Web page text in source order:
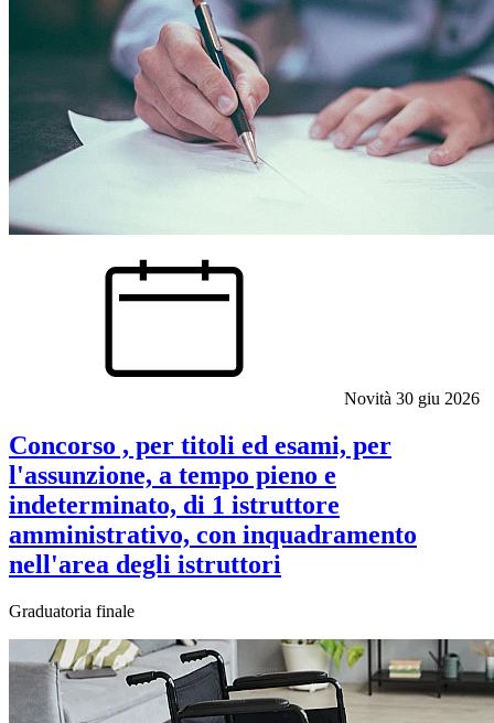
Novità 30 giu 2026
Concorso , per titoli ed esami, per
l'assunzione, a tempo pieno e
indeterminato, di 1 istruttore
amministrativo, con inquadramento
nell'area degli istruttori
Graduatoria finale